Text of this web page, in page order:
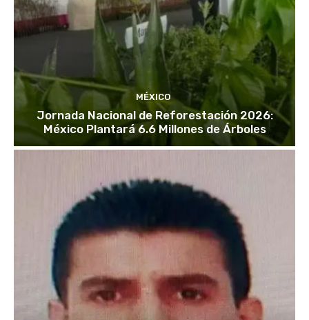
MÉXICO
Jornada Nacional de Reforestación 2026:
México Plantará 6.6 Millones de Árboles